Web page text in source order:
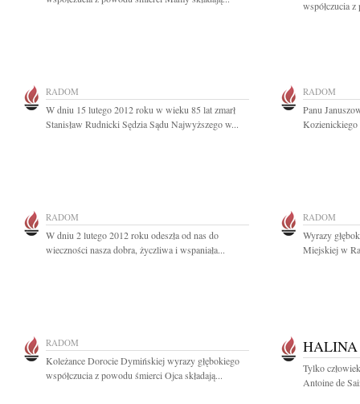
współczucia
RADOM
W dniu 15 lutego 2012 roku w wieku 85 lat zmarł
Stanisław Rudnicki Sędzia Sądu Najwyższego w...
RADOM
Panu
Kozienickiego
RADOM
W dniu 2 lutego 2012 roku odeszła od nas do
wieczności nasza dobra, życzliwa i wspaniała...
RADOM
Wyrazy
Miejskiej w
RADOM
Koleżance Dorocie Dymińskiej wyrazy głębokiego
współczucia z powodu śmierci Ojca składają...
Tylko
Antoine de